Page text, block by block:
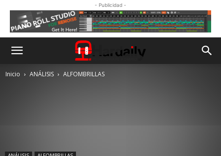
- Publicidad -
Inicio ANÁLISIS ALFOMBRILLAS